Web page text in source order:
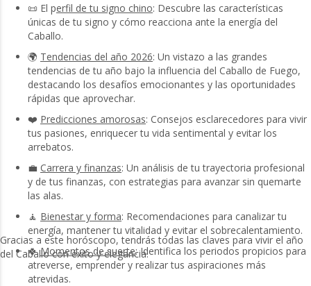
📜 El perfil de tu signo chino: Descubre las características
únicas de tu signo y cómo reacciona ante la energía del
Caballo.
🌍 Tendencias del año 2026: Un vistazo a las grandes
tendencias de tu año bajo la influencia del Caballo de Fuego,
destacando los desafíos emocionantes y las oportunidades
rápidas que aprovechar.
❤️ Predicciones amorosas: Consejos esclarecedores para vivir
tus pasiones, enriquecer tu vida sentimental y evitar los
arrebatos.
💼 Carrera y finanzas: Un análisis de tu trayectoria profesional
y de tus finanzas, con estrategias para avanzar sin quemarte
las alas.
🧘 Bienestar y forma: Recomendaciones para canalizar tu
energía, mantener tu vitalidad y evitar el sobrecalentamiento.
🍀Momentos de suerte: Identifica los periodos propicios para
atreverse, emprender y realizar tus aspiraciones más
atrevidas.
Gracias a este horóscopo, tendrás todas las claves para vivir el año
del Caballo con éxito y elegancia.